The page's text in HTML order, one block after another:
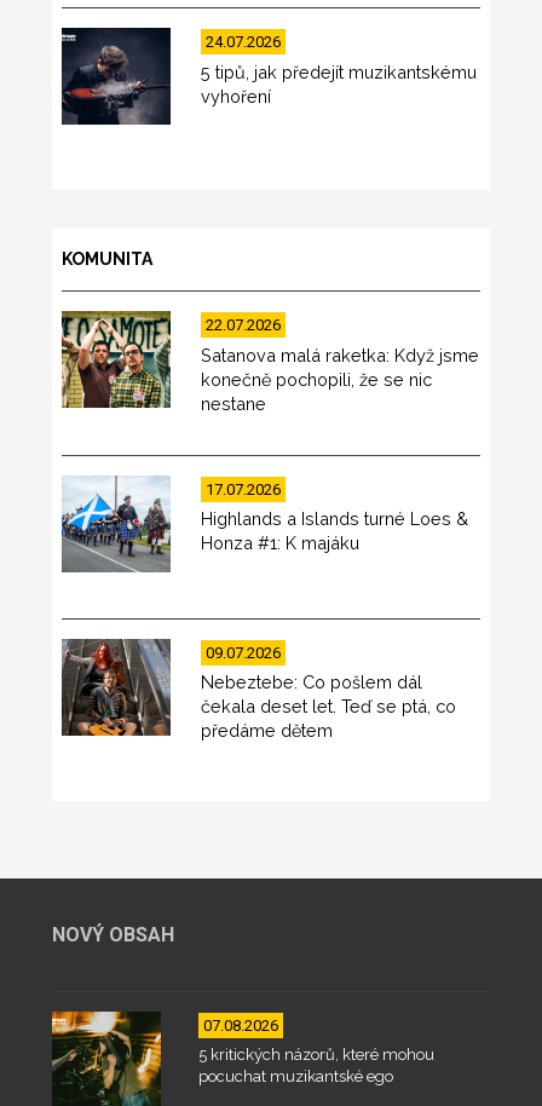
24.07.2026
5 tipů, jak předejít muzikantskému
vyhoření
KOMUNITA
22.07.2026
Satanova malá raketka: Když jsme
konečně pochopili, že se nic
nestane
17.07.2026
Highlands a Islands turné Loes &
Honza #1: K majáku
09.07.2026
Nebeztebe: Co pošlem dál
čekala deset let. Teď se ptá, co
předáme dětem
NOVÝ OBSAH
07.08.2026
5 kritických názorů, které mohou
pocuchat muzikantské ego